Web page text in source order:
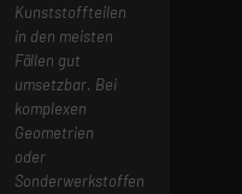
Kunststoffteilen
in den meisten
Fällen gut
umsetzbar. Bei
komplexen
Geometrien
oder
Sonderwerkstoffen